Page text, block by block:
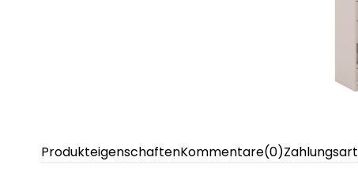
ProdukteigenschaftenKommentare(0)Zahlungsart